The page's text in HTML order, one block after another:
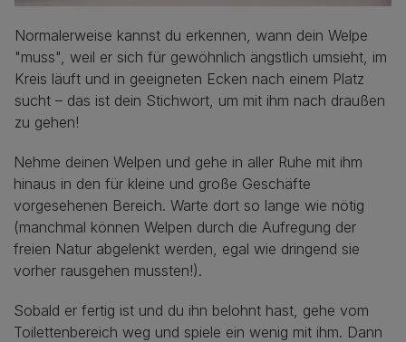
Normalerweise kannst du erkennen, wann dein Welpe
"muss", weil er sich für gewöhnlich ängstlich umsieht, im
Kreis läuft und in geeigneten Ecken nach einem Platz
sucht – das ist dein Stichwort, um mit ihm nach draußen
zu gehen!
Nehme deinen Welpen und gehe in aller Ruhe mit ihm
hinaus in den für kleine und große Geschäfte
vorgesehenen Bereich. Warte dort so lange wie nötig
(manchmal können Welpen durch die Aufregung der
freien Natur abgelenkt werden, egal wie dringend sie
vorher rausgehen mussten!).
Sobald er fertig ist und du ihn belohnt hast, gehe vom
Toilettenbereich weg und spiele ein wenig mit ihm. Dann